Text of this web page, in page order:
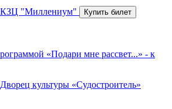
КЗЦ "Миллениум"
«Подари мне рассвет...» - к
Дворец культуры «Судостроитель»